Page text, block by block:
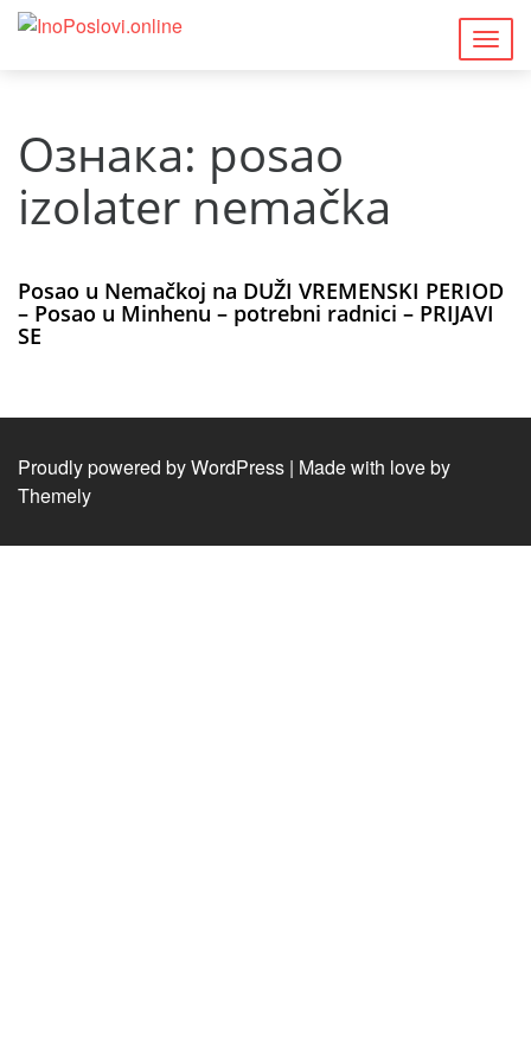
Ознака: posao
izolater nemačka
Posao u Nemačkoj na DUŽI VREMENSKI PERIOD
– Posao u Minhenu – potrebni radnici – PRIJAVI
SE
Proudly powered by WordPress | Made with love by
Themely